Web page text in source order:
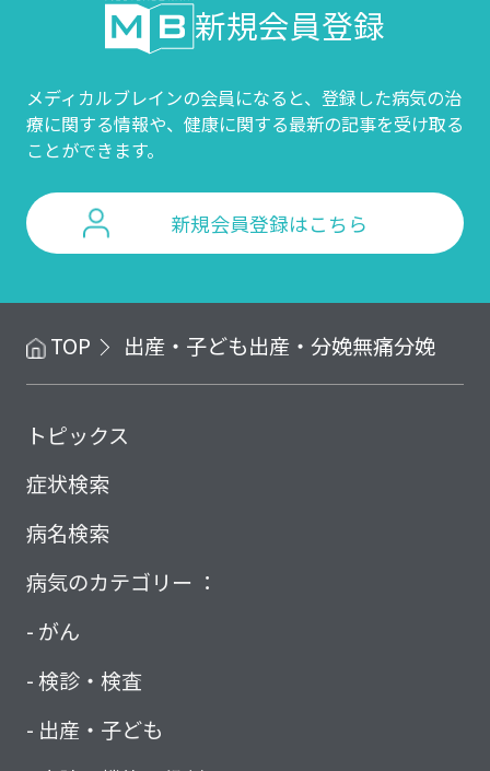
新規会員登録
メディカルブレインの会員になると、登録した病気の治
療に関する情報や、 健康に関する最新の記事を受け取る
ことができます。
新規会員登録はこちら
TOP 出産・子ども出産・分娩無痛分娩
トピックス
症状検索
病名検索
病気のカテゴリー ：
がん
検診・検査
出産・子ども